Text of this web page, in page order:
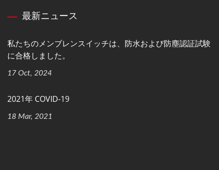
最新ニュース
私たちのメンブレンスイッチは、防水および防塵認証試験
に合格しました。
17 Oct, 2024
2021年 COVID-19
18 Mar, 2021